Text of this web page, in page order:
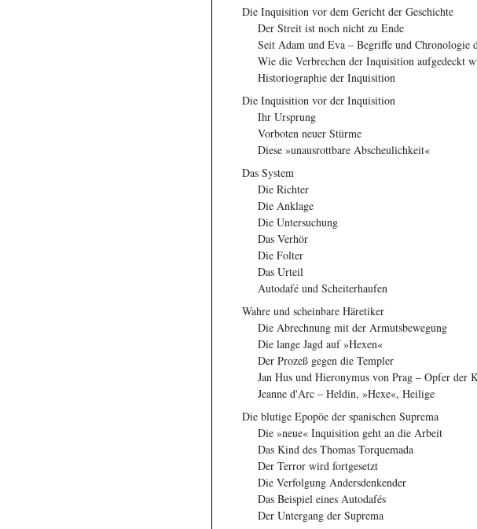
Die Inquisition vor dem Gericht der Geschichte
Der Streit ist noch nicht zu Ende
Seit Adam und Eva – Begriffe und Chronologie
Wie die Verbrechen der Inquisition aufgedeckt
Historiographie der Inquisition
Die Inquisition vor der Inquisition
Ihr Ursprung
Vorboten neuer Stürme
Diese »unausrottbare Abscheulichkeit«
Das System
Die Richter
Die Anklage
Die Untersuchung
Das Verhör
Die Folter
Das Urteil
Autodafé und Scheiterhaufen
Wahre und scheinbare Häretiker
Die Abrechnung mit der Armutsbewegung
Die lange Jagd auf »Hexen«
Der Prozeß gegen die Templer
Jan Hus und Hieronymus von Prag – Opfer der
Jeanne d'Arc – Heldin, »Hexe«, Heilige
Die blutige Epopöe der spanischen Suprema
Die »neue« Inquisition geht an die Arbeit
Das Kind des Thomas Torquemada
Der Terror wird fortgesetzt
Die Verfolgung Andersdenkender
Das Beispiel eines Autodafés
Der Untergang der Suprema